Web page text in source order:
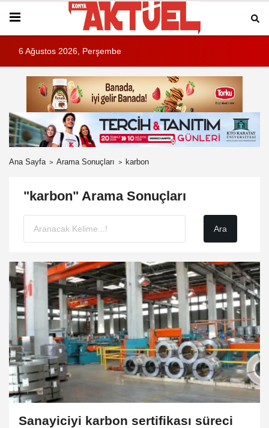
6 Ağustos 2026, Perşembe
Ana Sayfa Arama Sonuçları karbon
"karbon" Arama Sonuçları
Sanayiciyi karbon sertifikası süreci